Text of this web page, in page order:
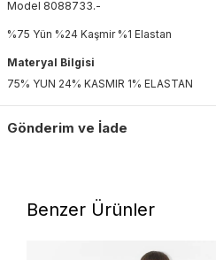
Model 8088733.-
%75 Yün %24 Kaşmir %1 Elastan
Materyal Bilgisi
75% YUN 24% KASMIR 1% ELASTAN
Gönderim ve İade
Benzer Ürünler